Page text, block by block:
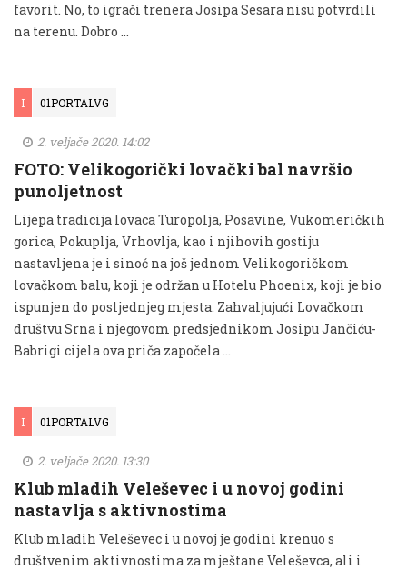
favorit. No, to igrači trenera Josipa Sesara nisu potvrdili
na terenu. Dobro …
I 01PORTALVG
2. veljače 2020. 14:02
FOTO: Velikogorički lovački bal navršio
punoljetnost
Lijepa tradicija lovaca Turopolja, Posavine, Vukomeričkih
gorica, Pokuplja, Vrhovlja, kao i njihovih gostiju
nastavljena je i sinoć na još jednom Velikogoričkom
lovačkom balu, koji je održan u Hotelu Phoenix, koji je bio
ispunjen do posljednjeg mjesta. Zahvaljujući Lovačkom
društvu Srna i njegovom predsjednikom Josipu Jančiću-
Babrigi cijela ova priča započela …
I 01PORTALVG
2. veljače 2020. 13:30
Klub mladih Veleševec i u novoj godini
nastavlja s aktivnostima
Klub mladih Veleševec i u novoj je godini krenuo s
društvenim aktivnostima za mještane Veleševca, ali i